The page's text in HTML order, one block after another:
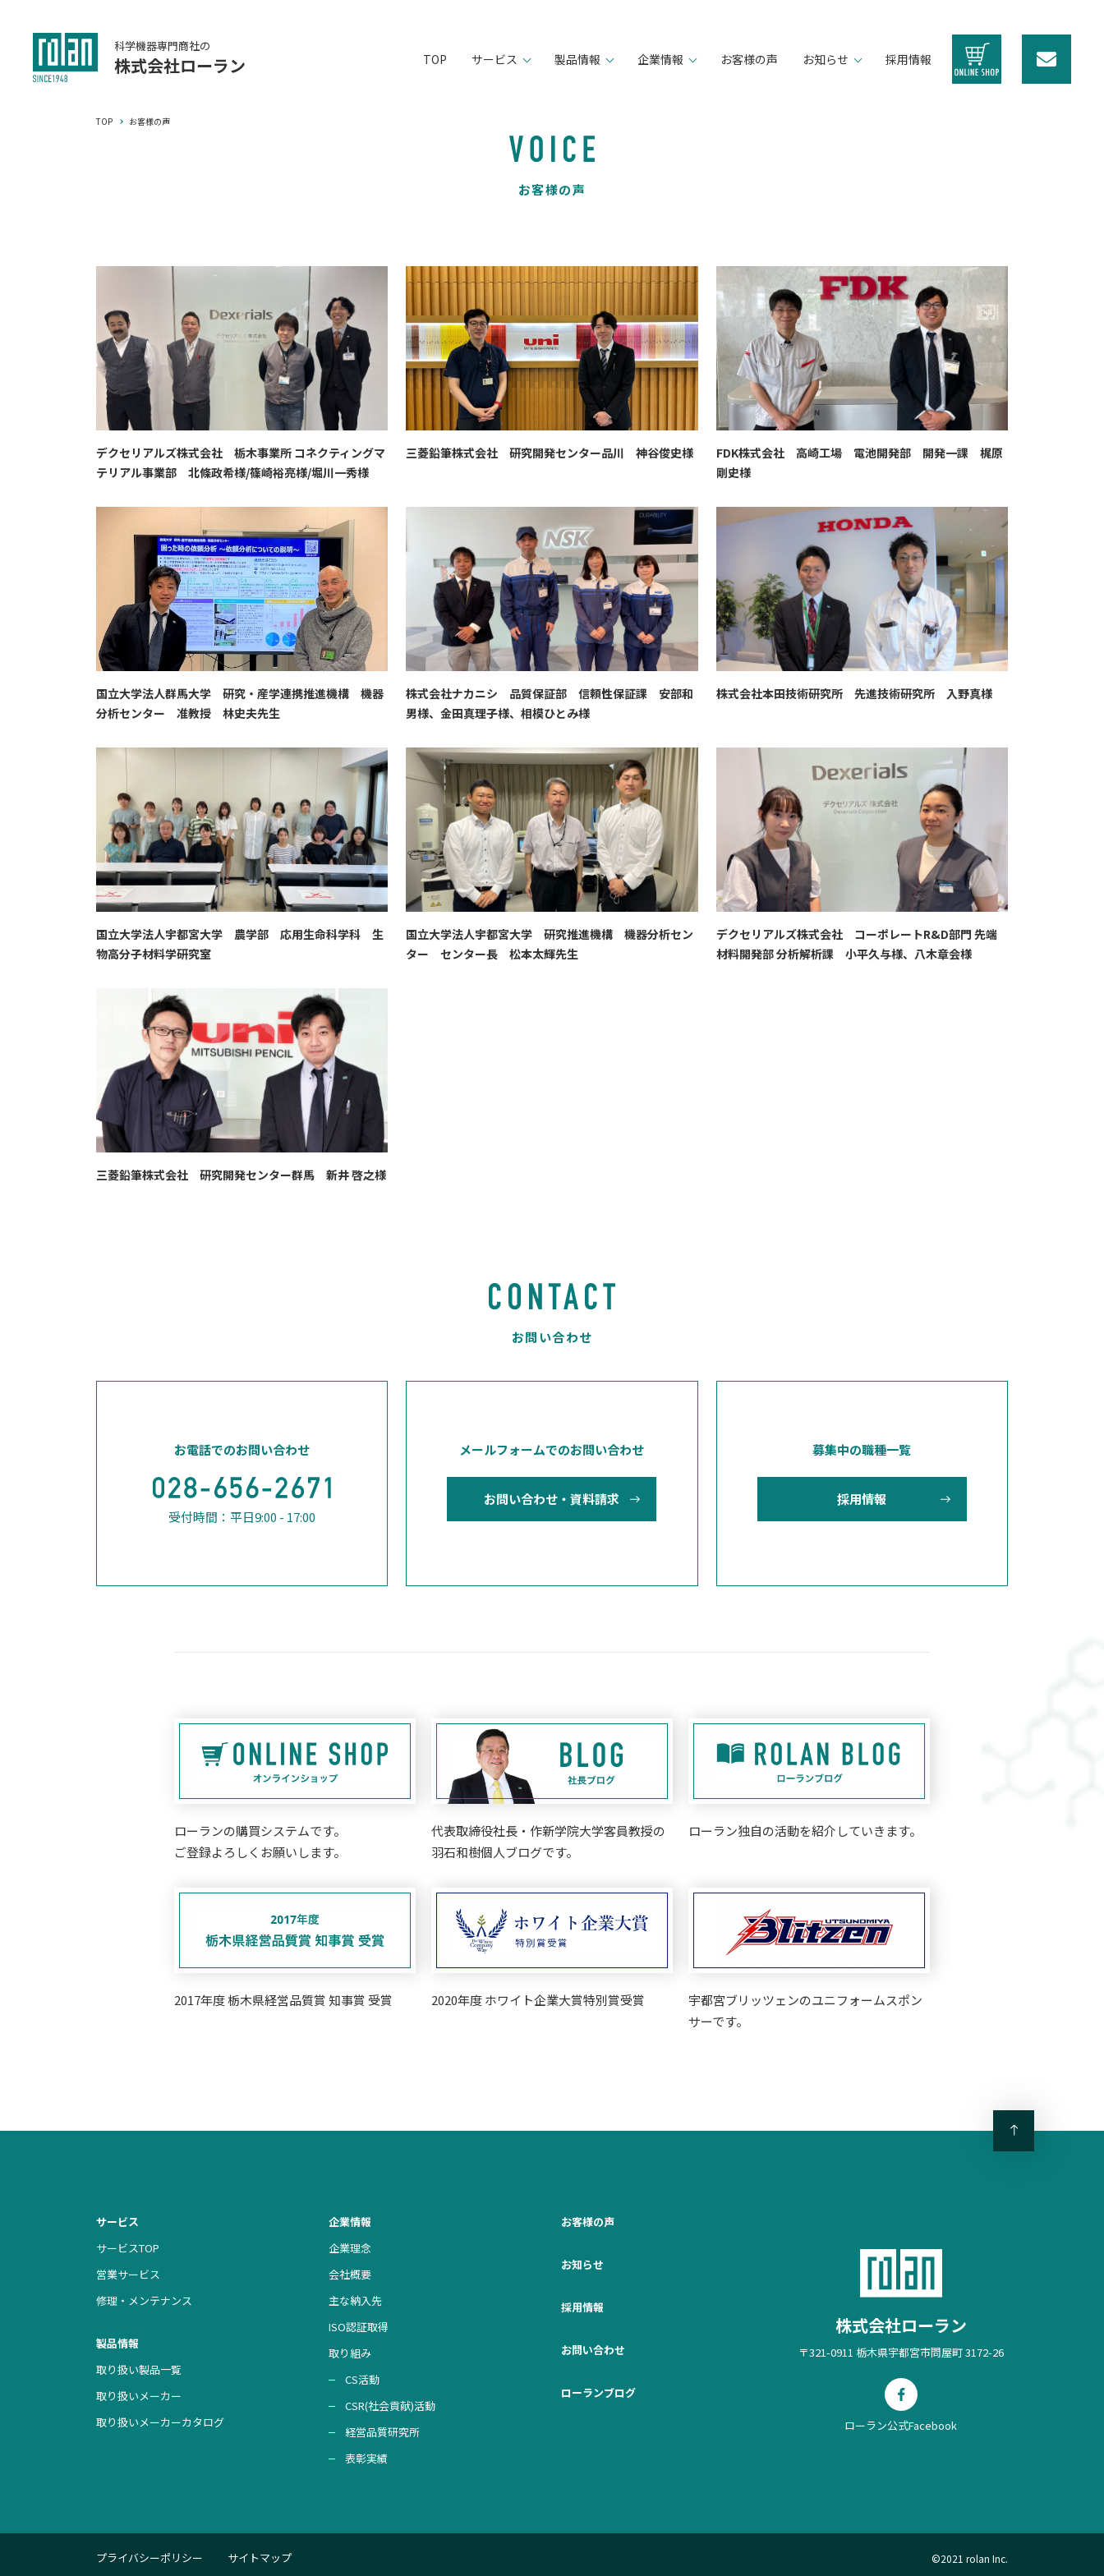
科学機器専門商社の
株式会社ローラン TOP サービス 製品情報 企業情報 お客様の声 お知らせ 採用情報
TOP お客様の声
デクセリアルズ株式会社 栃木事業所 コネクティングマ
テリアル事業部 北條政希様/篠崎裕亮様/堀川一秀様
三菱鉛筆株式会社 研究開発センター品川 神谷俊史様
FDK株式会社 高崎工場 電池開発部 開発一課 梶原
剛史様
国立大学法人群馬大学 研究・産学連携推進機構 機器
分析センター 准教授 林史夫先生
株式会社ナカニシ 品質保証部 信頼性保証課 安部和
男様、金田真理子様、相模ひとみ様
株式会社本田技術研究所 先進技術研究所 入野真様
国立大学法人宇都宮大学 農学部 応用生命科学科 生
物高分子材料学研究室
国立大学法人宇都宮大学 研究推進機構 機器分析セン
ター センター長 松本太輝先生
デクセリアルズ株式会社 コーポレートR&D部門 先端
材料開発部 分析解析課 小平久与様、八木章会様
三菱鉛筆株式会社 研究開発センター群馬 新井 啓之様
お電話でのお問い合わせ
受付時間：平日9:00 - 17:00
メールフォームでのお問い合わせ
お問い合わせ・資料請求
募集中の職種一覧
採用情報
ローランの購買システムです。
ご登録よろしくお願いします。
代表取締役社長・作新学院大学客員教授の
羽石和樹個人ブログです。
ローラン独自の活動を紹介していきます。
2017年度 栃木県経営品質賞 知事賞 受賞 2020年度 ホワイト企業大賞特別賞受賞
宇都宮ブリッツェンのユニフォームスポン
サーです。
サービス
サービスTOP
営業サービス
修理・メンテナンス
製品情報
取り扱い製品一覧
取り扱いメーカー
取り扱いメーカーカタログ
企業情報
企業理念
会社概要
主な納入先
ISO認証取得
取り組み
CS活動
CSR(社会貢献)活動
経営品質研究所
表彰実績
お客様の声
お知らせ
採用情報
お問い合わせ
ローランブログ
株式会社ローラン
〒321-0911 栃木県宇都宮市問屋町 3172-26
ローラン公式Facebook
プライバシーポリシー サイトマップ ©2021 rolan Inc.